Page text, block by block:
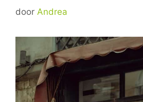
door Andrea